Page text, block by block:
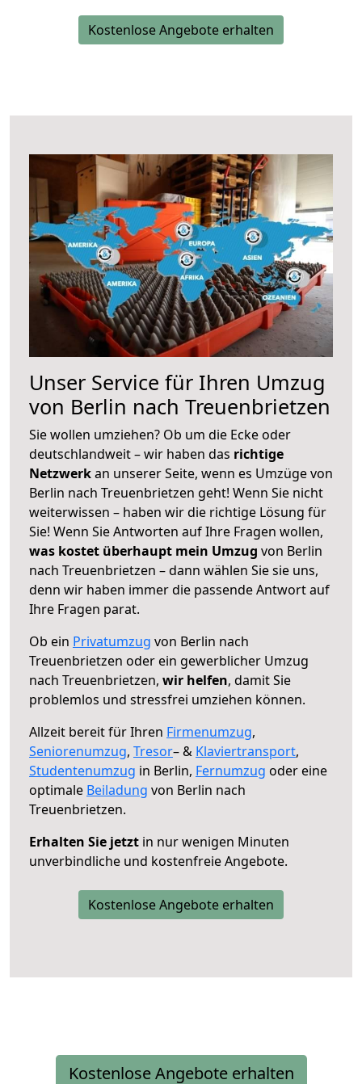
Kostenlose Angebote erhalten
Unser Service für Ihren Umzug
von Berlin nach Treuenbrietzen
Sie wollen umziehen? Ob um die Ecke oder
deutschlandweit – wir haben das richtige
Netzwerkan unserer Seite, wenn es Umzüge von
Berlin nach Treuenbrietzen geht! Wenn Sie nicht
weiterwissen – haben wir die richtige Lösung für
Sie! Wenn Sie Antworten auf Ihre Fragen wollen,
was kostet überhaupt mein Umzug von Berlin
nach Treuenbrietzen – dann wählen Sie sie uns,
denn wir haben immer die passende Antwort auf
Ihre Fragen parat.
Ob ein Privatumzug von Berlin nach
Treuenbrietzen oder ein gewerblicher Umzug
nach Treuenbrietzen, wir helfen, damit Sie
problemlos und stressfrei umziehen können.
Allzeit bereit für Ihren Firmenumzug,
Seniorenumzug, Tresor– & Klaviertransport,
Studentenumzug in Berlin, Fernumzug oder eine
optimale Beiladung von Berlin nach
Treuenbrietzen.
Erhalten Sie jetzt in nur wenigen Minuten
unverbindliche und kostenfreie Angebote.
Kostenlose Angebote erhalten
Kostenlose Angebote erhalten